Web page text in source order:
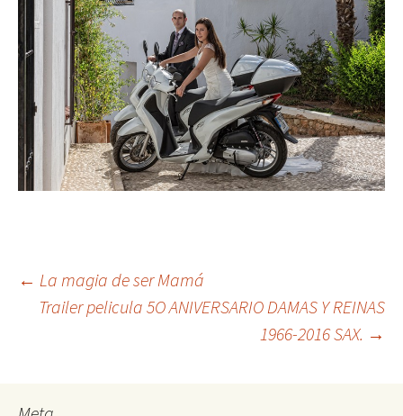
Navegación
entradas
← La magia de ser Mamá
Trailer pelicula 5O ANIVERSARIO DAMAS Y REINAS
1966-2016 SAX. →